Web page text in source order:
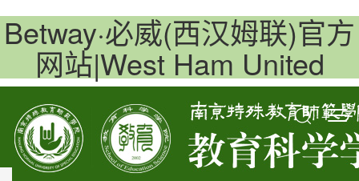
Betway·必威(西汉姆联)官方
网站|West Ham United